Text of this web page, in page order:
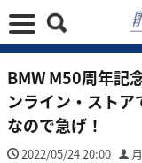
BMW M50周年記
ンライン・スト
なので急げ！
2022/05/24 20:00